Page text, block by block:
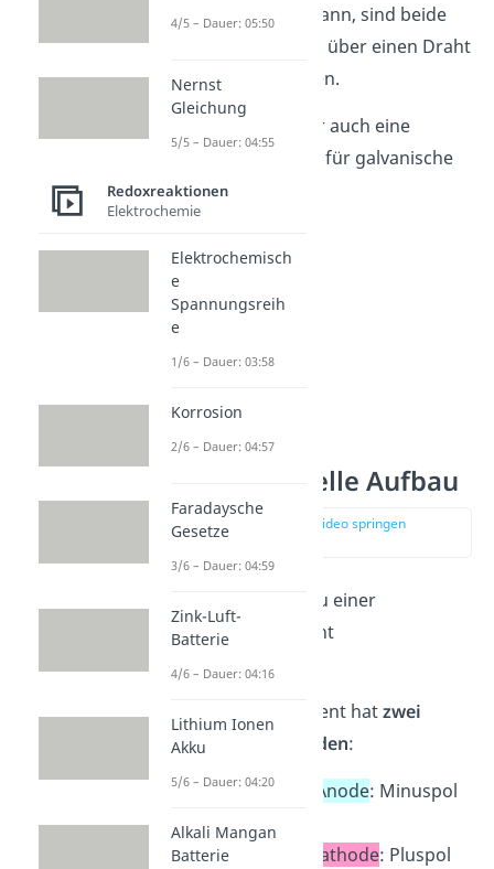
Damit Strom fließen kann, sind beide
Orte elektrisch leitend über einen Draht
miteinander verbunden.
oder auch eine
sind Beispiele für galvanische
Zellen.
Galvanische Zelle Aufbau
zur Stelle im Video springen
Der allgemeine Aufbau einer
galvanischen Zelle sieht
folgendermaßen aus.
Ein galvanisches Element hatzwei
verschiedene
Elektroden:
negativ geladene
Anode: Minuspol
(-)
positiv geladene
Kathode: Pluspol
4/5 – Dauer: 05:50
Nernst
Gleichung
5/5 – Dauer: 04:55
Redoxreaktionen
Elektrochemie
Elektrochemisch
e
Spannungsreih
e
1/6 – Dauer: 03:58
Korrosion
2/6 – Dauer: 04:57
Faradaysche
Gesetze
3/6 – Dauer: 04:59
Zink-Luft-
Batterie
4/6 – Dauer: 04:16
Lithium Ionen
Akku
5/6 – Dauer: 04:20
Alkali Mangan
Batterie